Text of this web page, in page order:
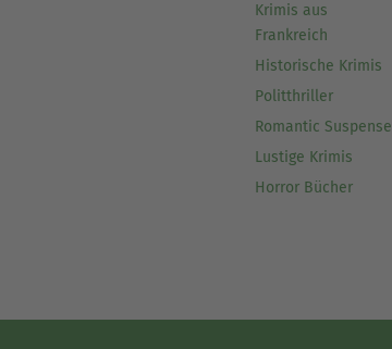
Krimis aus
Frankreich
Historische Krimis
Politthriller
Romantic Suspense
Lustige Krimis
Horror Bücher